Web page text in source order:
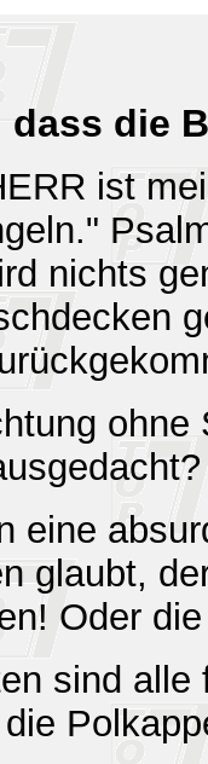
dass die
ist
nichts
eine
glaubt,
Oder
sind